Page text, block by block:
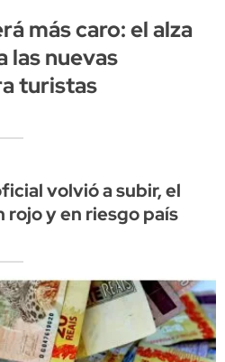
más caro: el alza
las nuevas
turistas
volvió a subir, el
rojo y en riesgo país